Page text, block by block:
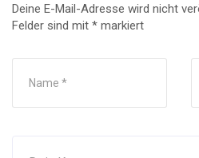
Deine E-Mail-Adresse wird nicht
Felder sind mit * markiert